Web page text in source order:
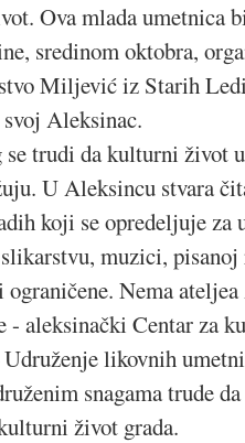
Ova mlada umetnica
sredinom oktobra,
Miljević iz Starih
Aleksinac.
trudi da kulturni život
U Aleksincu stvara
koji se opredeljuje za
muzici,
Nema ateljea
- aleksinački Centar za
likovnih
snagama trude
život grada.